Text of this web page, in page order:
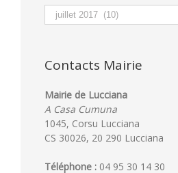
Archives
Contacts Mairie
Mairie de Lucciana
A Casa Cumuna
1045, Corsu Lucciana
CS 30026, 20 290 Lucciana
Téléphone : 04 95 30 14 30